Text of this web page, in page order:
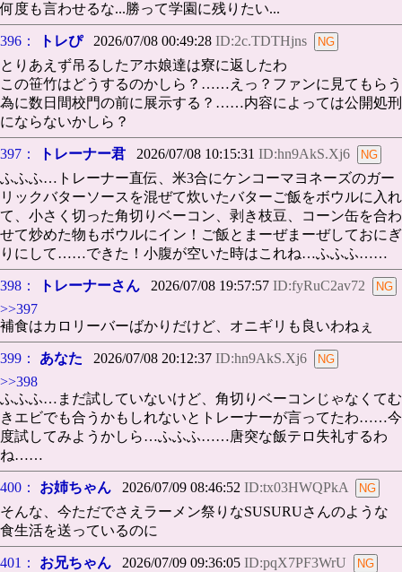
何度も言わせるな...勝って学園に残りたい...
396： トレぴ2026/07/08 00:49:28 ID:2c.TDTHjns
とりあえず吊るしたアホ娘達は寮に返したわ
この笹竹はどうするのかしら？……えっ？ファンに見てもらう
為に数日間校門の前に展示する？……内容によっては公開処刑
にならないかしら？
397： トレーナー君 2026/07/08 10:15:31 ID:hn9AkS.Xj6
ふふふ…トレーナー直伝、米3合にケンコーマヨネーズのガー
リックバターソースを混ぜて炊いたバターご飯をボウルに入れ
て、小さく切った角切りベーコン、剥き枝豆、コーン缶を合わ
せて炒めた物もボウルにイン！ご飯とまーぜまーぜしておにぎ
りにして……できた！小腹が空いた時はこれね…ふふふ……
398： トレーナーさん 2026/07/08 19:57:57 ID:fyRuC2av72
>>397
補食はカロリーバーばかりだけど、オニギリも良いわねぇ
399： あなた 2026/07/08 20:12:37 ID:hn9AkS.Xj6
>>398
ふふふ…まだ試していないけど、角切りベーコンじゃなくてむ
きエビでも合うかもしれないとトレーナーが言ってたわ……今
度試してみようかしら…ふふふ……唐突な飯テロ失礼するわ
ね……
400： お姉ちゃん 2026/07/09 08:46:52 ID:tx03HWQPkA
そんな、今ただでさえラーメン祭りなSUSURUさんのような
食生活を送っているのに
401： お兄ちゃん 2026/07/09 09:36:05 ID:pqX7PF3WrU